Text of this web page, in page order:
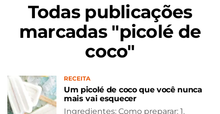
Todas publicações
marcadas "picolé de
coco"
RECEITA
Um picolé de coco que você nunca
mais vai esquecer
Ingredientes: Como preparar: 1.